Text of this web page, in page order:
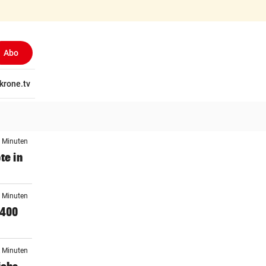
Abo
krone.tv
Minuten
in
Minuten
Minuten